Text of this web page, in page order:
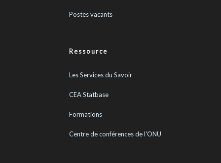
Postes vacants
Ressource
Les Services du Savoir
CEA Statbase
Formations
Centre de conférences de l'ONU